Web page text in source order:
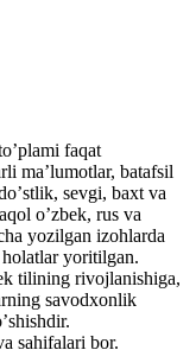
faqat
maʼlumotlar, batafsil
sevgi, baxt va
oʼzbek, rus va
yozilgan izohlarda
yoritilgan.
tilining rivojlanishiga,
savodxonlik
sahifalari bor.